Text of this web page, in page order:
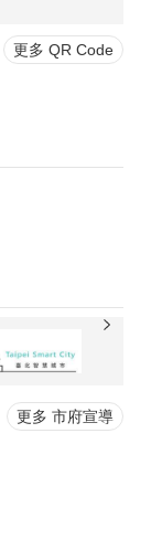
更多 QR Code
更多 市府宣導